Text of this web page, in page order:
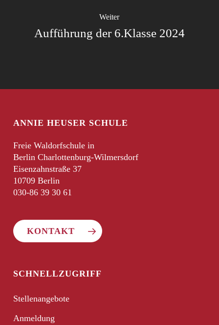
Weiter
Aufführung der 6.Klasse 2024
ANNIE HEUSER SCHULE
Freie Waldorfschule in
Berlin Charlottenburg-Wilmersdorf
Eisenzahnstraße 37
10709 Berlin
030-86 39 30 61
KONTAKT
SCHNELLZUGRIFF
Stellenangebote
Anmeldung